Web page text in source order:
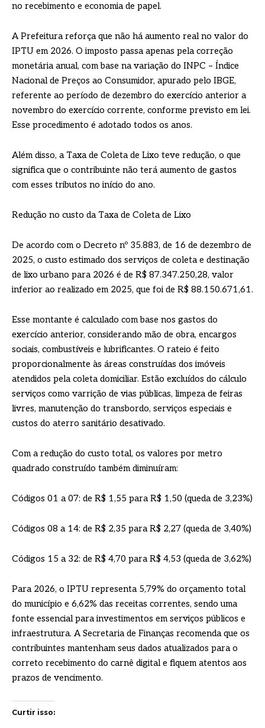
no recebimento e economia de papel.
A Prefeitura reforça que não há aumento real no valor do
IPTU em 2026. O imposto passa apenas pela correção
monetária anual, com base na variação do INPC – Índice
Nacional de Preços ao Consumidor, apurado pelo IBGE,
referente ao período de dezembro do exercício anterior a
novembro do exercício corrente, conforme previsto em lei.
Esse procedimento é adotado todos os anos.
Além disso, a Taxa de Coleta de Lixo teve redução, o que
significa que o contribuinte não terá aumento de gastos
com esses tributos no início do ano.
Redução no custo da Taxa de Coleta de Lixo
De acordo com o Decreto nº 35.883, de 16 de dezembro de
2025, o custo estimado dos serviços de coleta e destinação
de lixo urbano para 2026 é de R$ 87.347.250,28, valor
inferior ao realizado em 2025, que foi de R$ 88.150.671,61.
Esse montante é calculado com base nos gastos do
exercício anterior, considerando mão de obra, encargos
sociais, combustíveis e lubrificantes. O rateio é feito
proporcionalmente às áreas construídas dos imóveis
atendidos pela coleta domiciliar. Estão excluídos do cálculo
serviços como varrição de vias públicas, limpeza de feiras
livres, manutenção do transbordo, serviços especiais e
custos do aterro sanitário desativado.
Com a redução do custo total, os valores por metro
quadrado construído também diminuíram:
Códigos 01 a 07: de R$ 1,55 para R$ 1,50 (queda de 3,23%)
Códigos 08 a 14: de R$ 2,35 para R$ 2,27 (queda de 3,40%)
Códigos 15 a 32: de R$ 4,70 para R$ 4,53 (queda de 3,62%)
Para 2026, o IPTU representa 5,79% do orçamento total
do município e 6,62% das receitas correntes, sendo uma
fonte essencial para investimentos em serviços públicos e
infraestrutura. A Secretaria de Finanças recomenda que os
contribuintes mantenham seus dados atualizados para o
correto recebimento do carnê digital e fiquem atentos aos
prazos de vencimento.
Curtir isso: